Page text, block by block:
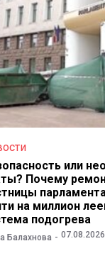
или
Почему
на миллион
подогрева
Балахнова